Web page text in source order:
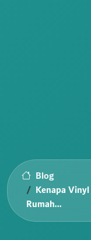
Blog
Kenapa
Rumah...